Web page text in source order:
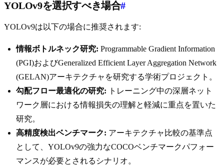
YOLOv9を選択すべき場合#
YOLOv9は以下の場合に推奨されます:
情報ボトルネック研究: Programmable Gradient Information
(PGI)およびGeneralized Efficient Layer Aggregation Network
(GELAN)アーキテクチャを研究する学術プロジェクト。
勾配フロー最適化の研究: トレーニング中の深層ネット
ワーク層における情報損失の理解と軽減に重点を置いた
研究。
高精度検出ベンチマーク: アーキテクチャ比較の基準点
として、YOLOv9の強力なCOCOベンチマークパフォー
マンスが必要とされるシナリオ。